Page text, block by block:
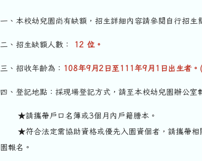
一、本校幼兒園尚有缺額，招生詳細內容請參閱自行招生
二、招生缺額人數： 12 位。
三、招收年齡為： 108年9月2日至111年9月1日出生者。
四、登記地點：採現場登記方式，請至本校幼兒園辦公室
★請攜帶戶口名簿或3個月內戶籍謄本。
★符合法定需協助資格或優先入園資個者，請攜帶相
園報名。